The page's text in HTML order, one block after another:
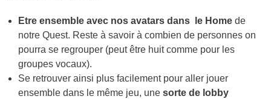
Etre ensemble avec nos avatars dans le Home de
notre Quest. Reste à savoir à combien de personnes on
pourra se regrouper (peut être huit comme pour les
groupes vocaux).
Se retrouver ainsi plus facilement pour aller jouer
ensemble dans le même jeu, une sorte de lobby